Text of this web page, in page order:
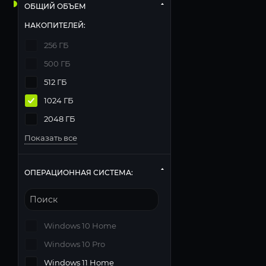
ОБЩИЙ ОБЪЕМ
НАКОПИТЕЛЕЙ:
256 ГБ
500 ГБ
512 ГБ
1024 ГБ
2048 ГБ
Показать все
ОПЕРАЦИОННАЯ СИСТЕМА:
Windows 10 Home
Windows 10 Pro
Windows 11 Home